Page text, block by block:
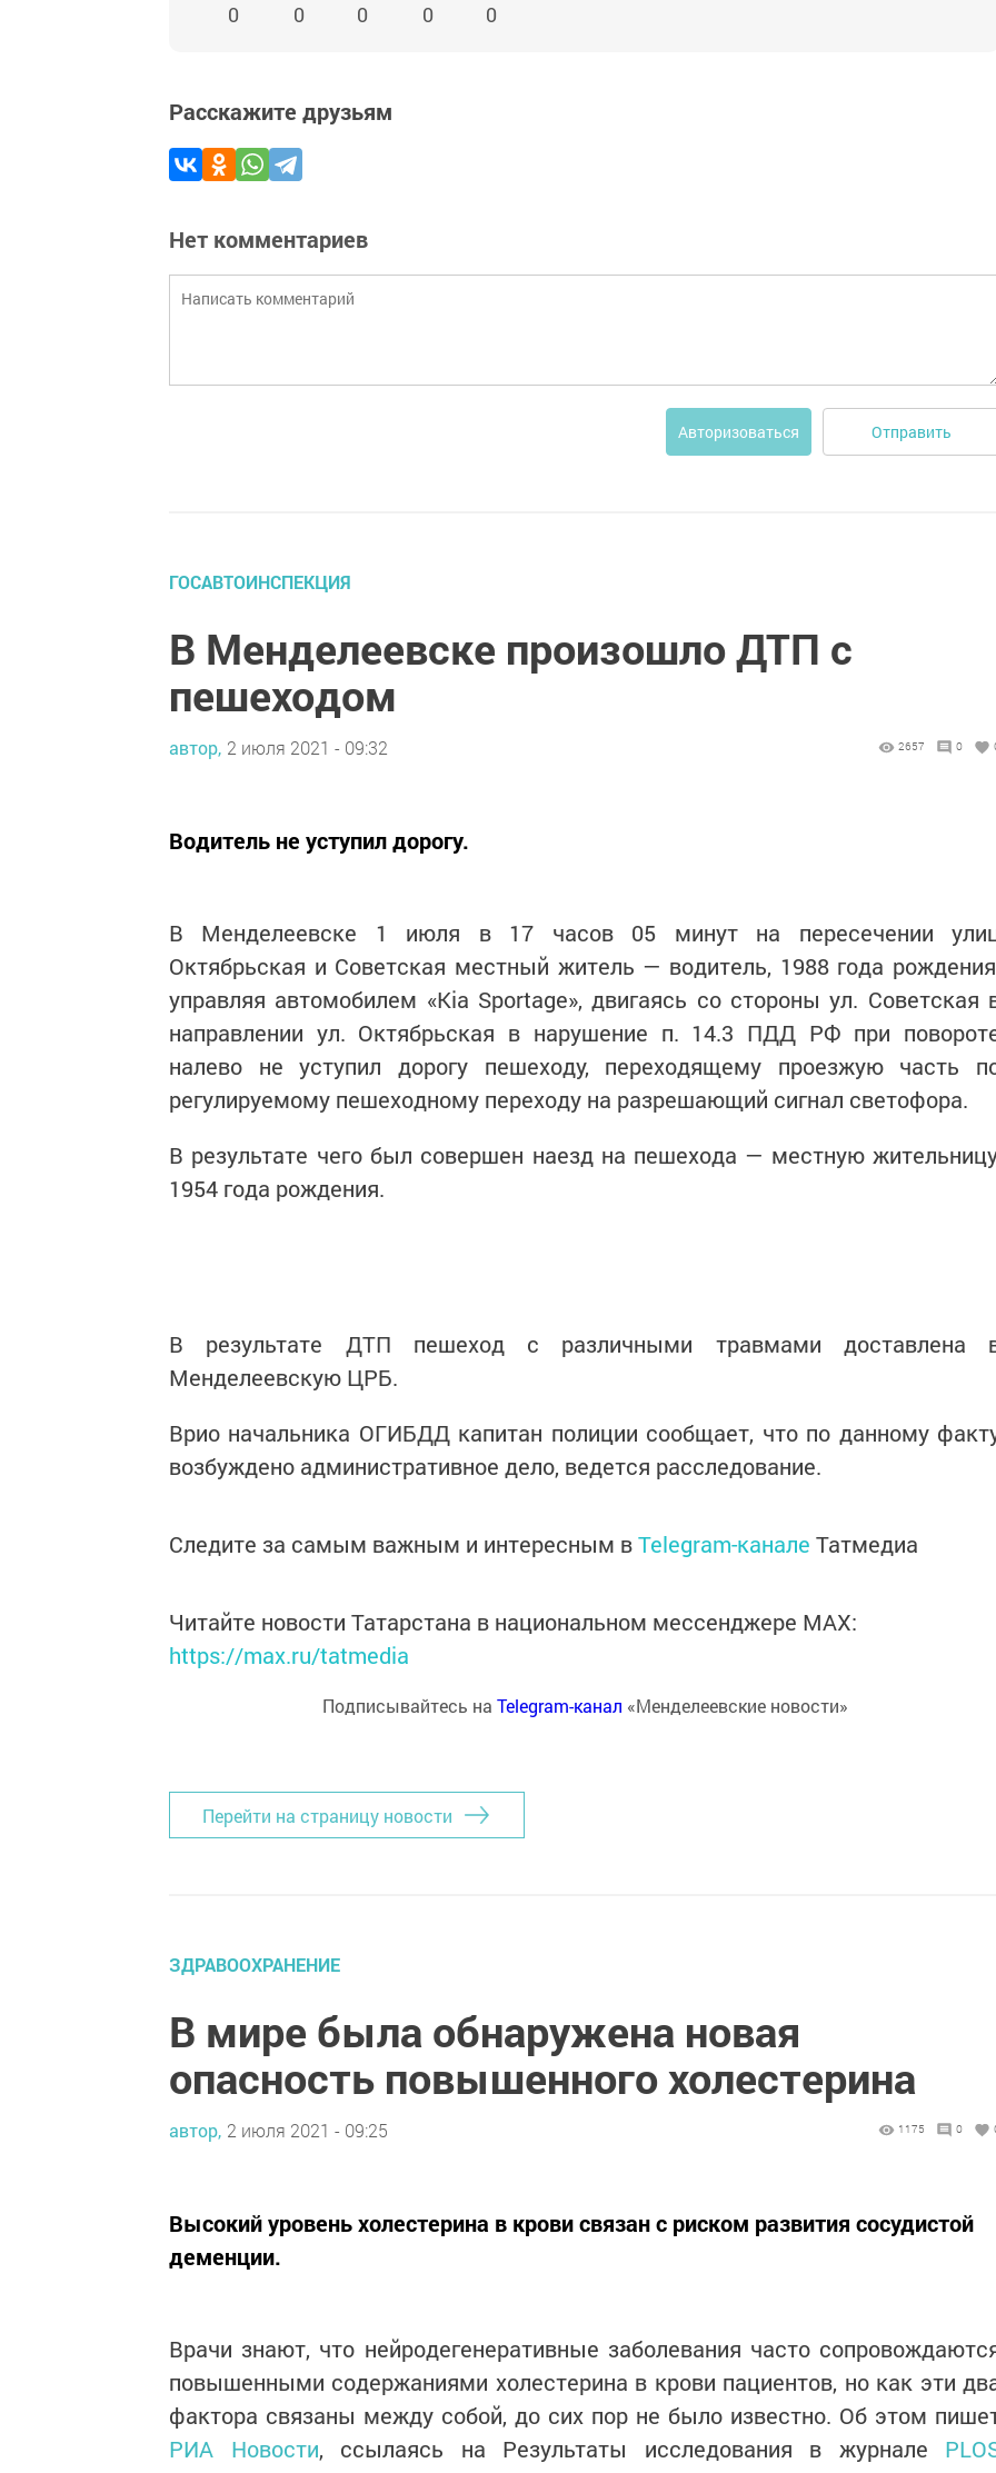
0 0 0 0 0
Расскажите друзьям
Нет комментариев
Авторизоваться Отправить
ГОСАВТОИНСПЕКЦИЯ
В Менделеевске произошло ДТП с
пешеходом
автор, 2 июля 2021 - 09:32 2657 0
Водитель не уступил дорогу.
В Менделеевске 1 июля в 17 часов 05 минут на пересечении
Октябрьская и Советская местный житель — водитель, 1988 года
управляя автомобилем «Kia Sportage», двигаясь со стороны ул. Советская
направлении ул. Октябрьская в нарушение п. 14.3 ПДД РФ при
налево не уступил дорогу пешеходу, переходящему проезжую часть
регулируемому пешеходному переходу на разрешающий сигнал светофора.
В результате чего был совершен наезд на пешехода — местную
1954 года рождения.
В результате ДТП пешеход с различными травмами доставлена
Менделеевскую ЦРБ.
Врио начальника ОГИБДД капитан полиции сообщает, что по данному
возбуждено административное дело, ведется расследование.
Следите за самым важным и интересным вTelegram-канале Татмедиа
Читайте новости Татарстана в национальном мессенджере MАХ:
https://max.ru/tatmedia
Подписывайтесь на Telegram-канал «Менделеевские новости»
Перейти на страницу новости
ЗДРАВООХРАНЕНИЕ
В мире была обнаружена новая
опасность повышенного холестерина
автор, 2 июля 2021 - 09:25 1175 0
Высокий уровень холестерина в крови связан с риском развития сосудистой
деменции.
Врачи знают, что нейродегенеративные заболевания часто
повышенными содержаниями холестерина в крови пациентов, но как эти
фактора связаны между собой, до сих пор не было известно. Об этом
РИА Новости, ссылаясь на Результаты исследования в журнале